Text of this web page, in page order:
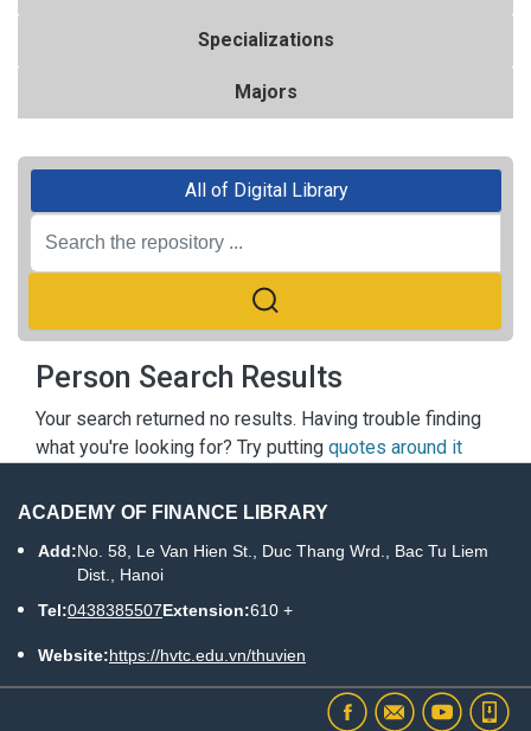
Specializations
Majors
All of Digital Library
Person Search Results
Your search returned no results. Having trouble finding
what you're looking for? Try putting quotes around it
ACADEMY OF FINANCE LIBRARY
Add:No. 58, Le Van Hien St., Duc Thang Wrd., Bac Tu Liem
Dist., Hanoi
Tel:0438385507Extension:610 +
Website:https://hvtc.edu.vn/thuvien